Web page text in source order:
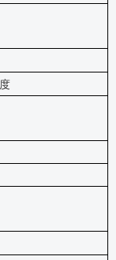
度